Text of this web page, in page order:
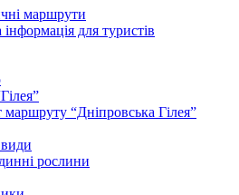
маршрути
для туристів
“Дніпровська Гілея”
види
рослини